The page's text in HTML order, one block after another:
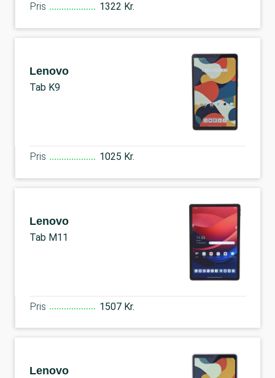
Pris 1322 Kr.
Lenovo
Tab K9
Pris 1025 Kr.
Lenovo
Tab M11
Pris 1507 Kr.
Lenovo